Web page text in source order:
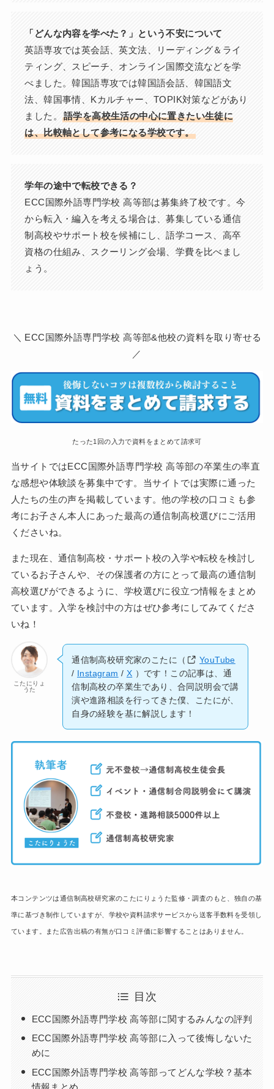
「どんな内容を学べた？」という不安について
英語専攻では英会話、英文法、リーディング＆ライ
ティング、スピーチ、オンライン国際交流などを学
べました。韓国語専攻では韓国語会話、韓国語文
法、韓国事情、Kカルチャー、TOPIK対策などがあり
ました。語学を高校生活の中心に置きたい生徒に
は、比較軸として参考になる学校です。
学年の途中で転校できる？
ECC国際外語専門学校 高等部は募集終了校です。今
から転入・編入を考える場合は、募集している通信
制高校やサポート校を候補にし、語学コース、高卒
資格の仕組み、スクーリング会場、学費を比べまし
ょう。
＼ ECC国際外語専門学校 高等部&他校の資料を取り寄せる
／
たった1回の入力で資料をまとめて請求可
当サイトではECC国際外語専門学校 高等部の卒業生の率直
な感想や体験談を募集中です。当サイトでは実際に通った
人たちの生の声を掲載しています。他の学校の口コミも参
考にお子さん本人にあった最高の通信制高校選びにご活用
くださいね。
また現在、通信制高校・サポート校の入学や転校を検討し
ているお子さんや、その保護者の方にとって最高の通信制
高校選びができるように、学校選びに役立つ情報をまとめ
ています。入学を検討中の方はぜひ参考にしてみてくださ
いね！
こたにりょ
うた
通信制高校研究家のこたに（
YouTube
/ Instagram / X ）です！この記事は、通
信制高校の卒業生であり、合同説明会で講
演や進路相談を行ってきた僕、こたにが、
自身の経験を基に解説します！
本コンテンツは通信制高校研究家のこたにりょうた監修・調査のもと、独自の基
準に基づき制作していますが、学校や資料請求サービスから送客手数料を受領し
ています。また広告出稿の有無が口コミ評価に影響することはありません。
目次
ECC国際外語専門学校 高等部に関するみんなの評判
ECC国際外語専門学校 高等部に入って後悔しないた
めに
ECC国際外語専門学校 高等部ってどんな学校？基本
情報まとめ